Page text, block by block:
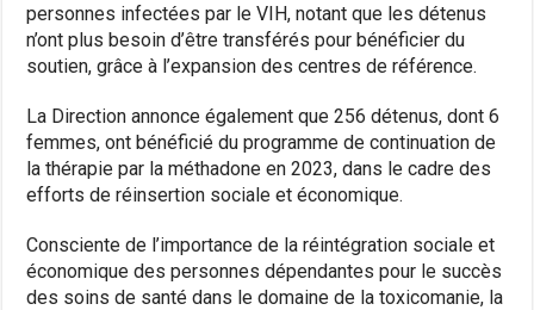
personnes infectées par le VIH, notant que les détenus
n’ont plus besoin d’être transférés pour bénéficier du
soutien, grâce à l’expansion des centres de référence.
La Direction annonce également que 256 détenus, dont 6
femmes, ont bénéficié du programme de continuation de
la thérapie par la méthadone en 2023, dans le cadre des
efforts de réinsertion sociale et économique.
Consciente de l’importance de la réintégration sociale et
économique des personnes dépendantes pour le succès
des soins de santé dans le domaine de la toxicomanie, la